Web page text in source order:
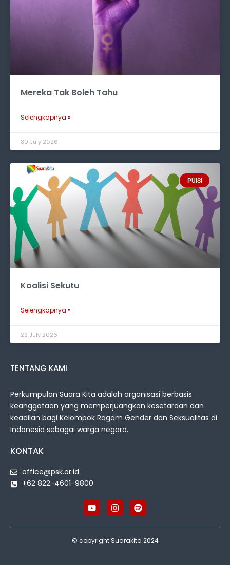
Mereka Tak Boleh Tahu
Selengkapnya »
30 July 2026
PUISI
Koalisi Sekutu
Selengkapnya »
29 July 2026
TENTANG KAMI
Perkumpulan Suara Kita adalah organisasi berbasis
keanggotaan yang memperjuangkan kesetaraan dan
keadilan bagi Kelompok Ragam Gender dan Seksualitas di
Indonesia sebagai warga negara.
KONTAK
office@psk.or.id
+62 822-4601-9800
© copyright Suarakita 2024